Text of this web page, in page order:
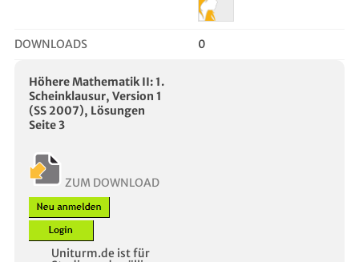
DOWNLOADS 0
Höhere Mathematik II: 1.
Scheinklausur, Version 1
(SS 2007), Lösungen
Seite 3
ZUM DOWNLOAD
Uniturm.de ist für